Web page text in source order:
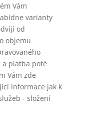
Vám
varianty
od
objemu
a platba poté
Vám zde
informace jak k
- složení